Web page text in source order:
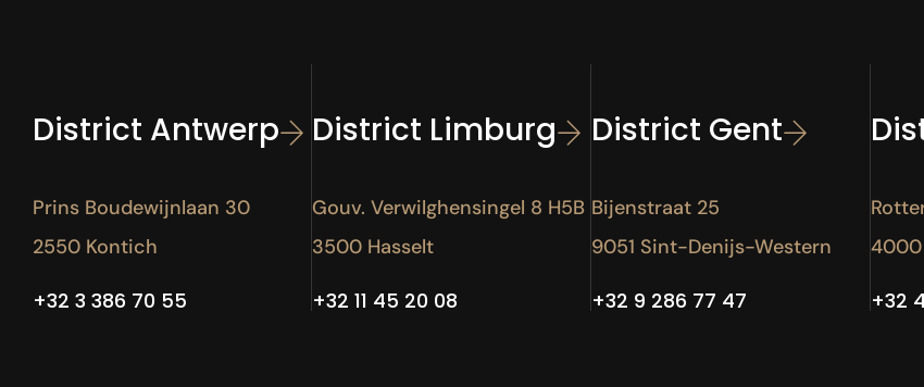
District Antwerp
Prins Boudewijnlaan 30
2550 Kontich
+32 3 386 70 55
District Limburg
Gouv. Verwilghensingel 8 H5B
3500 Hasselt
+32 11 45 20 08
District Gent
Bijenstraat 25
9051 Sint-Denijs-Western
+32 9 286 77 47 +32